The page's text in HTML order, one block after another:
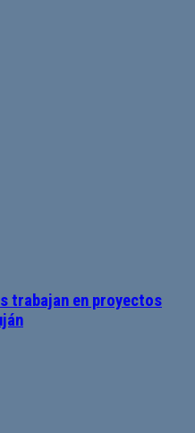
trabajan en proyectos